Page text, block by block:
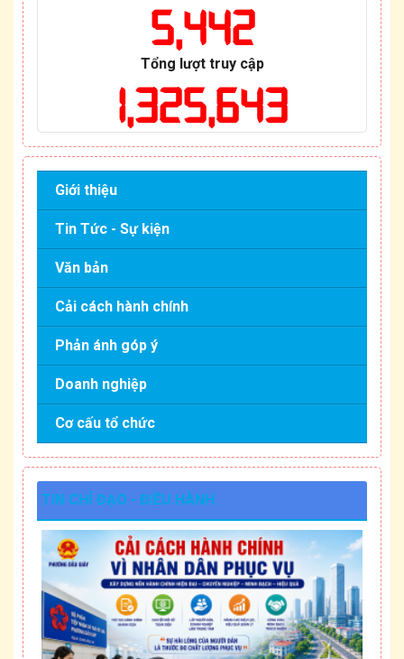
5,442
Tổng lượt truy cập
1,325,643
Giới thiệu
Tin Tức - Sự kiện
Văn bản
Cải cách hành chính
Phản ánh góp ý
Doanh nghiệp
Cơ cấu tổ chức
TIN CHỈ ĐẠO - ĐIỀU HÀNH